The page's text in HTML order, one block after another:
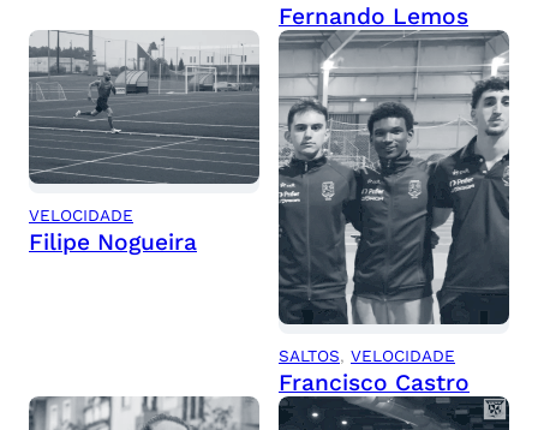
Fernando Lemos
VELOCIDADE
Filipe Nogueira
SALTOS, VELOCIDADE
Francisco Castro